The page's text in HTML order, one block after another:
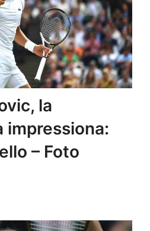
la
impressiona:
– Foto